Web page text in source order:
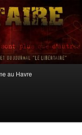
au Havre